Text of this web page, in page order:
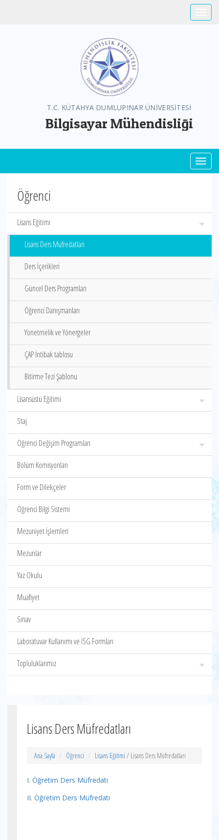
T.C. KÜTAHYA DUMLUPINAR ÜNİVERSİTESİ
Bilgisayar Mühendisliği
Öğrenci
Lisans Eğitimi
Lisans Ders Müfredatları
Ders İçerikleri
Güncel Ders Programları
Öğrenci Danışmanları
Yönetmelik ve Yönergeler
ÇAP İntibak tablosu
Bitirme Tezi Şablonu
Lisansüstü Eğitimi
Staj
Öğrenci Değişim Programları
Bölüm Komisyonları
Form ve Dilekçeler
Öğrenci Bilgi Sistemi
Mezuniyet İşlemleri
Mezunlar
Yaz Okulu
Muafiyet
Sınav
Laboratuvar Kullanımı ve İSG Formları
Topluluklarımız
Lisans Ders Müfredatları
Ana Sayfa Öğrenci Lisans Eğitimi / Lisans Ders Müfredatları
I. Öğretim Ders Müfredatı
II. Öğretim Ders Müfredatı